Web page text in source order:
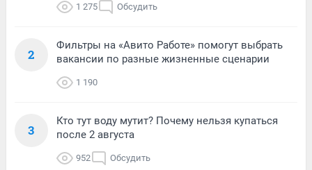
1 275 Обсудить
2
Фильтры на «Авито Работе» помогут выбрать
вакансии по разные жизненные сценарии
1 190
3
Кто тут воду мутит? Почему нельзя купаться
после 2 августа
952 Обсудить